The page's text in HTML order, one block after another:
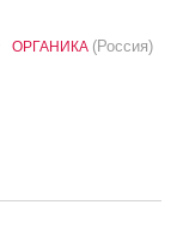
ОРГАНИКА (Россия)